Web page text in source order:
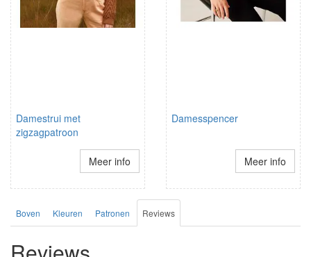
Damestrui met
zigzagpatroon
Meer info
Damesspencer
Meer info
Boven Kleuren Patronen Reviews